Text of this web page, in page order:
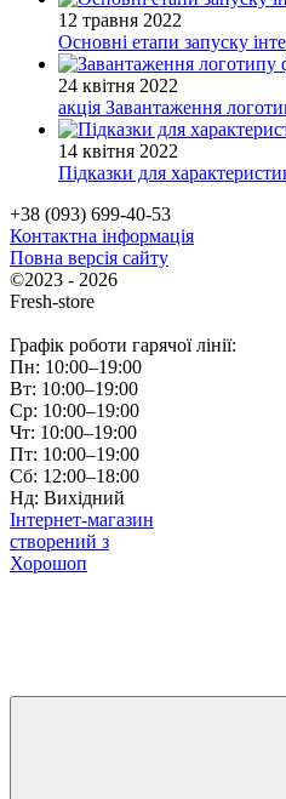
12 травня 2022
Основні етапи запуску
24 квітня 2022
акція Завантаження
14 квітня 2022
Підказки для
+38 (093) 699-40-53
Контактна інформація
Повна версія сайту
©2023 - 2026
Fresh-store
Графік роботи гарячої лінії:
Пн: 10:00–19:00
Вт: 10:00–19:00
Ср: 10:00–19:00
Чт: 10:00–19:00
Пт: 10:00–19:00
Сб: 12:00–18:00
Нд: Вихідний
Інтернет-магазин
створений з
Хорошоп